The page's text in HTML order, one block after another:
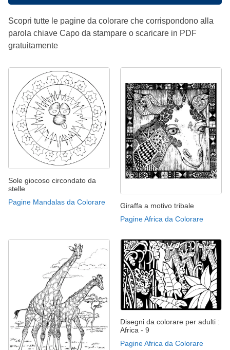
Scopri tutte le pagine da colorare che corrispondono alla
parola chiave Capo da stampare o scaricare in PDF
gratuitamente
Sole giocoso circondato da
stelle
Pagine Mandalas da Colorare
Giraffa a motivo tribale
Pagine Africa da Colorare
Disegni da colorare per adulti :
Africa - 9
Pagine Africa da Colorare